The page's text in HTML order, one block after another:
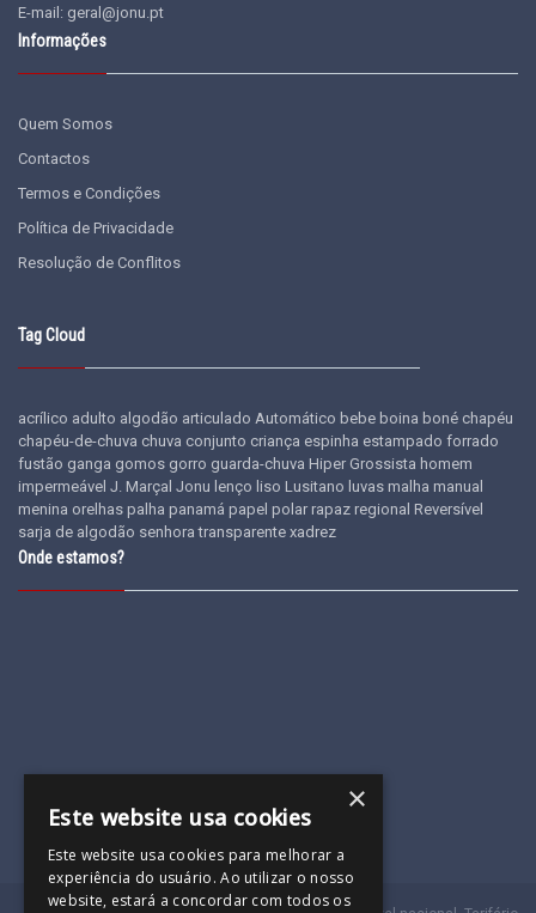
E-mail: geral@jonu.pt
Informações
Quem Somos
Contactos
Termos e Condições
Política de Privacidade
Resolução de Conflitos
Tag Cloud
acrílico adulto algodão articulado Automático bebe boina boné chapéu
chapéu-de-chuva chuva conjunto criança espinha estampado forrado
fustão ganga gomos gorro guarda-chuva Hiper Grossista homem
impermeável J. Marçal Jonu lenço liso Lusitano luvas malha manual
menina orelhas palha panamá papel polar rapaz regional Reversível
sarja de algodão senhora transparente xadrez
Onde estamos?
×
Este website usa cookies
Este website usa cookies para melhorar a
experiência do usuário. Ao utilizar o nosso
website, estará a concordar com todos os